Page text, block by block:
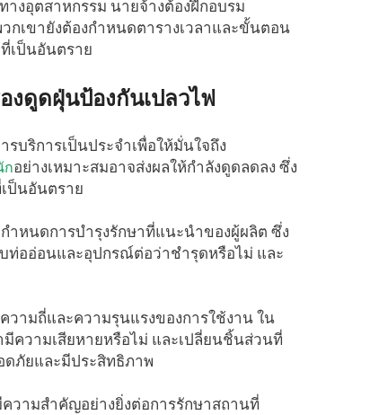
งอุตสาหกรรม นายจ้างต้องฝึกอบรม
กเขายังต้องกำหนดตารางเวลาและขั้นตอน
เป็นอันตราย
งดูดฝุ่นป้องกันเปลวไฟ
บริการเป็นประจำเพื่อให้มั่นใจถึง
กอย่างเหมาะสมอาจส่งผลให้กำลังดูดลดลง ซึ่ง
ป็นอันตราย
ำหนดการบำรุงรักษาที่แนะนำของผู้ผลิต ซึ่ง
ท่ออ่อนและอุปกรณ์ต่อว่าชำรุดหรือไม่ และ
วามถี่และความรุนแรงของการใช้งาน ใน
ความเสียหายหรือไม่ และเปลี่ยนชิ้นส่วนที่
ดภัยและมีประสิทธิภาพ
วามสำคัญอย่างยิ่งต่อการรักษาสถานที่